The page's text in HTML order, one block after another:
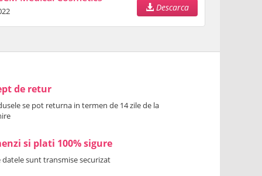
Descarca
de retur
se pot returna in termen de 14 zile de la
si plati 100% sigure
datele sunt transmise securizat